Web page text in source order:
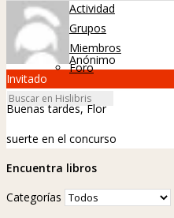
Actividad
Grupos
Miembros
Foro
Anónimo
Invitado
Buenas tardes, Flor
suerte en el concurso
Encuentra libros
Categorías